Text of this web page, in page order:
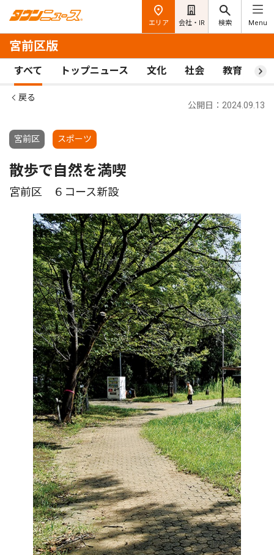
エリア 会社・IR 検索 Menu
宮前区版
すべて トップニュース 文化 社会 教育 ス
戻る
宮前区 スポーツ
公開日：2024.09.13
散歩で自然を満喫
宮前区 ６コース新設